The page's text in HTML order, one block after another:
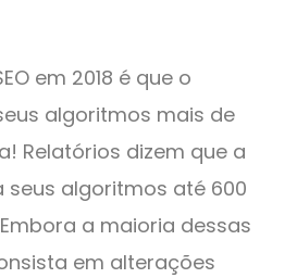
em 2018 é que o
algoritmos mais de
Relatórios dizem que a
seus algoritmos até 600
a maioria dessas
em alterações